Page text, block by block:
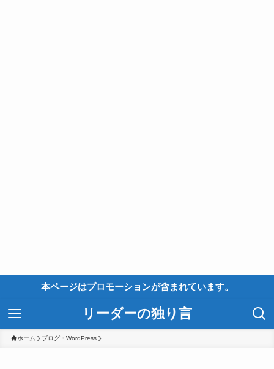
本ページはプロモーションが含まれています。
リーダーの独り言
ホーム ブログ・WordPress